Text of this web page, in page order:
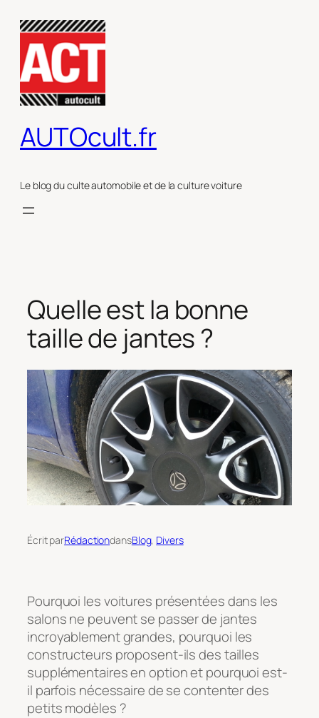
contenu
AUTOcult.fr
Le blog du culte automobile et de la culture voiture
Quelle est la bonne
taille de jantes ?
Écrit parRédactiondansBlog, Divers
Pourquoi les voitures présentées dans les
salons ne peuvent se passer de jantes
incroyablement grandes, pourquoi les
constructeurs proposent-ils des tailles
supplémentaires en option et pourquoi est-
il parfois nécessaire de se contenter des
petits modèles ?